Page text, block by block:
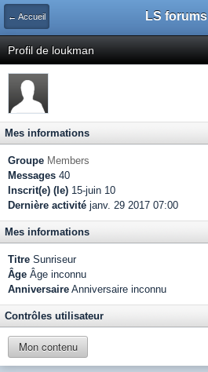
← Accueil LS forums
Profil de loukman
Mes informations
Groupe Members
Messages 40
Inscrit(e) (le) 15-juin 10
Dernière activité janv. 29 2017 07:00
Mes informations
Titre Sunriseur
Âge Âge inconnu
Anniversaire Anniversaire inconnu
Contrôles utilisateur
Mon contenu